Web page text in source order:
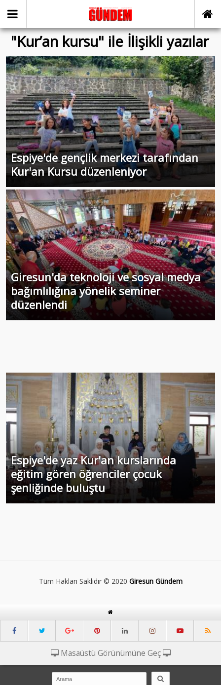
"Kur’an kursu" ile İlişikli yazılar
Espiye'de gençlik merkezi tarafından
Kur'an Kursu düzenleniyor
Giresun'da teknoloji ve sosyal medya
bağımlılığına yönelik seminer
düzenlendi
Espiye'de yaz Kur'an kurslarında
eğitim gören öğrenciler çocuk
şenliğinde buluştu
Tüm Hakları Saklıdır © 2020 Giresun Gündem
Masaüstü Görünümüne Geç